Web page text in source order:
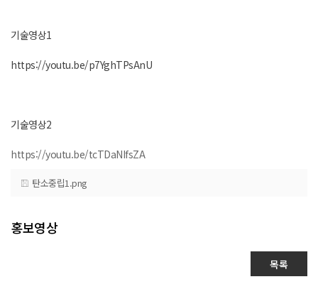
기술영상1
https://youtu.be/p7YghTPsAnU
기술영상2
https://youtu.be/tcTDaNIfsZA
탄소중립1.png
홍보영상